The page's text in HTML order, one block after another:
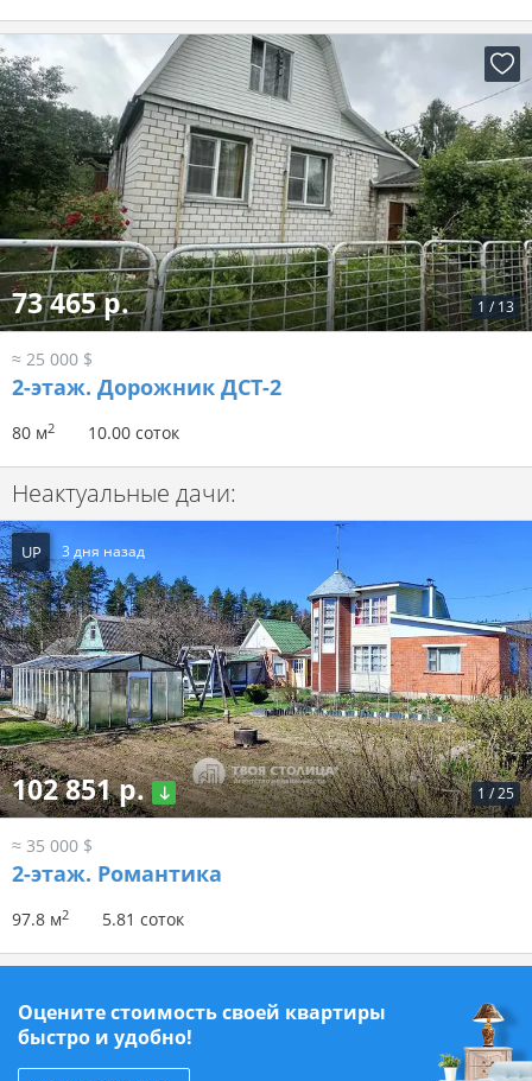
1 / 13
73 465 р.
≈ 25 000 $
2-этаж. Дорожник ДСТ-2
80 м2 10.00 соток
Неактуальные дачи:
UP 3 дня назад
1 /25
102 851 р.
≈ 35 000 $
2-этаж. Романтика
97.8 м2 5.81 соток
Оцените стоимость своей квартиры
быстро и удобно!